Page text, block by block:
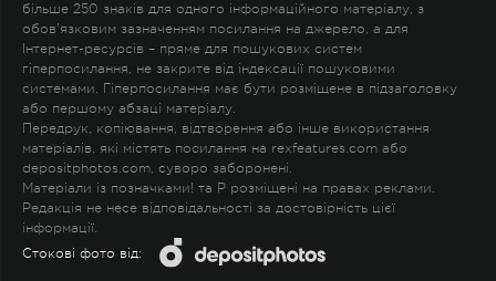
більше 250 знаків для одного інформаційного матеріалу, з
обов'язковим зазначенням посилання на джерело, а для
Інтернет-ресурсів – пряме для пошукових систем
гіперпосилання, не закрите від індексації пошуковими
системами. Гіперпосилання має бути розміщене в підзаголовку
або першому абзаці матеріалу.
Передрук, копіювання, відтворення або інше використання
матеріалів, які містять посилання на rexfeatures.com або
depositphotos.com, суворо заборонені.
Матеріали із позначками! та P розміщені на правах реклами.
Редакція не несе відповідальності за достовірність цієї
інформації.
Стокові фото від: